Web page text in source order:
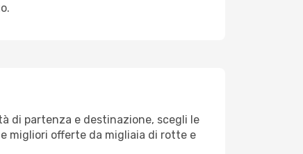
di partenza e destinazione, scegli le
migliori offerte da migliaia di rotte e